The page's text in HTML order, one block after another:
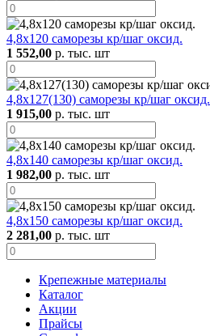
4,8х120 саморезы кр/шаг оксид.
1 552,00 р. тыс. шт
4,8х127(130) саморезы кр/шаг оксид.
1 915,00 р. тыс. шт
4,8х140 саморезы кр/шаг оксид.
1 982,00 р. тыс. шт
4,8х150 саморезы кр/шаг оксид.
2 281,00 р. тыс. шт
Крепежные материалы
Каталог
Акции
Прайсы